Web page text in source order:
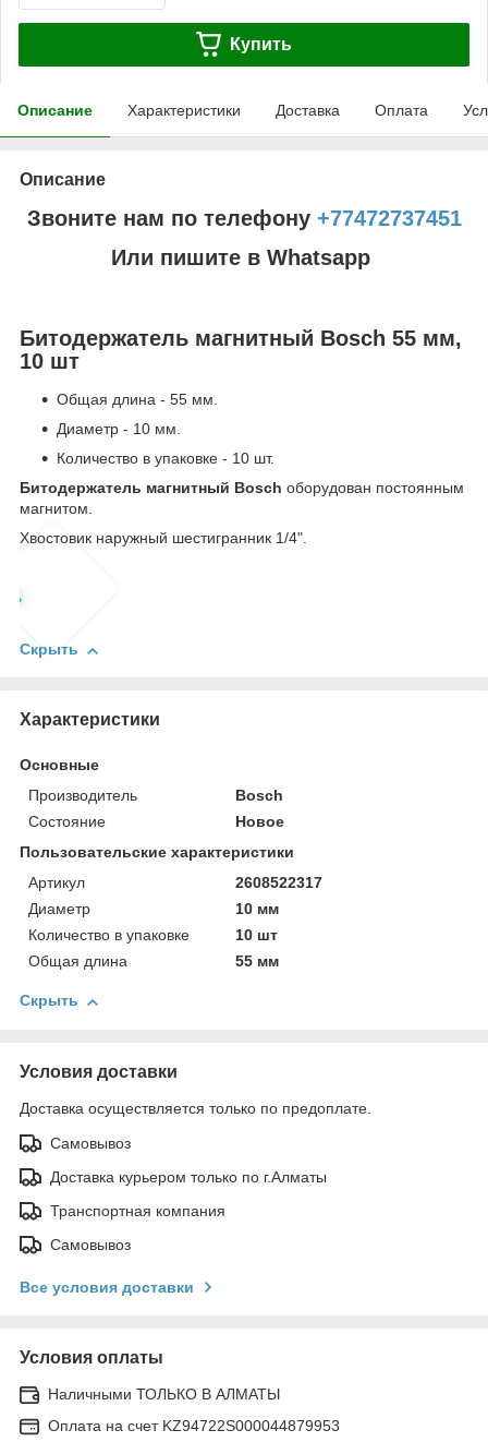
Купить
Описание Характеристики Доставка Оплата
Описание
Звоните нам по телефону +77472737451
Или пишите в Whatsapp
Битодержатель магнитный Bosch 55 мм,
10 шт
Общая длина - 55 мм.
Диаметр - 10 мм.
Количество в упаковке - 10 шт.
Битодержатель магнитный Bosch оборудован постоянным
магнитом.
Хвостовик наружный шестигранник 1/4".
Скрыть
Характеристики
Основные
Производитель
Bosch
Состояние
Новое
Пользовательские характеристики
Артикул
2608522317
Диаметр
10 мм
Количество в упаковке
10 шт
Общая длина
55 мм
Скрыть
Условия доставки
Доставка осуществляется только по предоплате.
Самовывоз
Доставка курьером только по г.Алматы
Транспортная компания
Самовывоз
Все условия доставки
Условия оплаты
Наличными ТОЛЬКО В АЛМАТЫ
Оплата на счет KZ94722S000044879953